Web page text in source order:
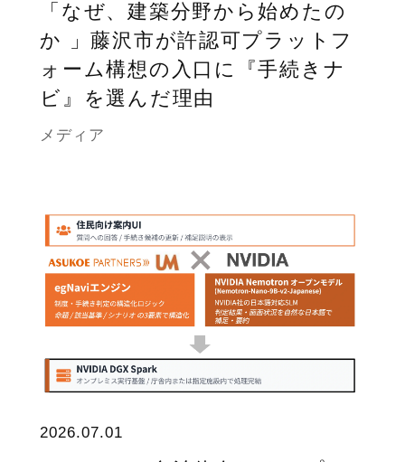
「なぜ、建築分野から始めたの
か 」藤沢市が許認可プラットフ
ォーム構想の入口に『手続きナ
ビ』を選んだ理由
メディア
2026.07.01